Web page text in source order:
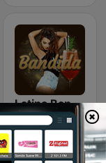
Latina Bandida!